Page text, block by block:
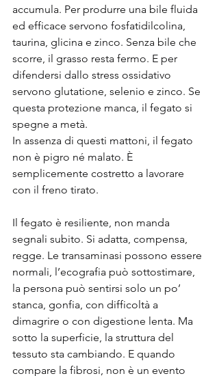
accumula. Per produrre una bile fluida
ed efficace servono fosfatidilcolina,
taurina, glicina e zinco. Senza bile che
scorre, il grasso resta fermo. E per
difendersi dallo stress ossidativo
servono glutatione, selenio e zinco. Se
questa protezione manca, il fegato si
spegne a metà.
In assenza di questi mattoni, il fegato
non è pigro né malato. È
semplicemente costretto a lavorare
con il freno tirato.
Il fegato è resiliente, non manda
segnali subito. Si adatta, compensa,
regge. Le transaminasi possono essere
normali, l’ecografia può sottostimare,
la persona può sentirsi solo un po’
stanca, gonfia, con difficoltà a
dimagrire o con digestione lenta. Ma
sotto la superficie, la struttura del
tessuto sta cambiando. E quando
compare la fibrosi, non è un evento